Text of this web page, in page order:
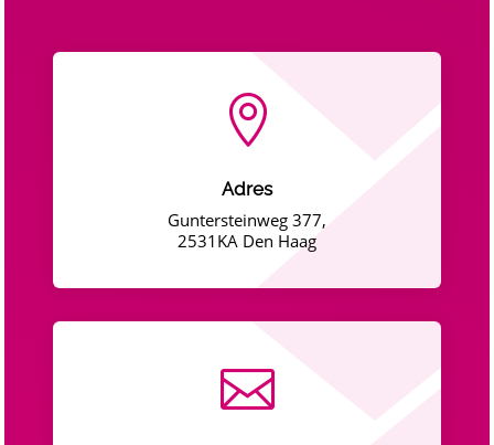

Adres
Guntersteinweg 377,
2531KA Den Haag
